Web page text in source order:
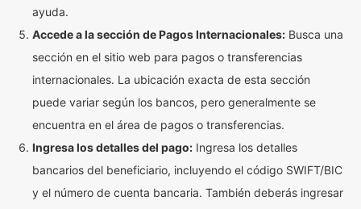
ayuda.
Accede a la sección de Pagos Internacionales: Busca una
sección en el sitio web para pagos o transferencias
internacionales. La ubicación exacta de esta sección
puede variar según los bancos, pero generalmente se
encuentra en el área de pagos o transferencias.
Ingresa los detalles del pago: Ingresa los detalles
bancarios del beneficiario, incluyendo el código SWIFT/BIC
y el número de cuenta bancaria. También deberás ingresar